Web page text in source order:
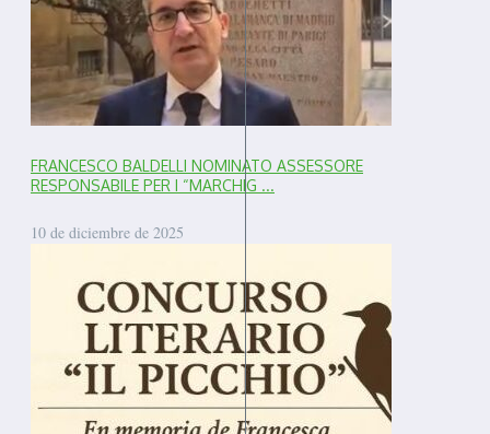
FRANCESCO BALDELLI NOMINATO ASSESSORE
RESPONSABILE PER I “MARCHIG ...
10 de diciembre de 2025